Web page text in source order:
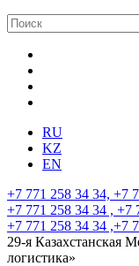
RU
KZ
EN
+7 771 258 34 34, +7
+7 771 258 34 34 , +7
+7 771 258 34 34 ,+7
29-я Казахстанская
логистика»